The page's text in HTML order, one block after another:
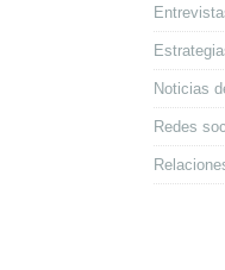
Noticias
Redes